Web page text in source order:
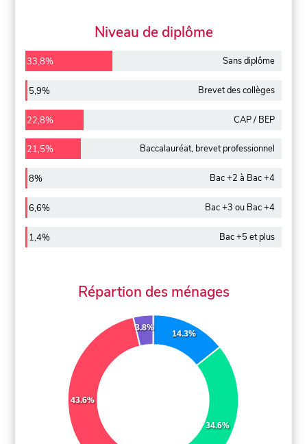
Niveau de diplôme
33,8% Sans diplôme
5,9% Brevet des collèges
22,8% CAP / BEP
21,5% Baccalauréat, brevet professionnel
8% Bac +2 à Bac +4
6,6% Bac +3 ou Bac +4
1,4% Bac +5 et plus
Répartion des ménages
14.3%
34.6%
43.6%
3.8%